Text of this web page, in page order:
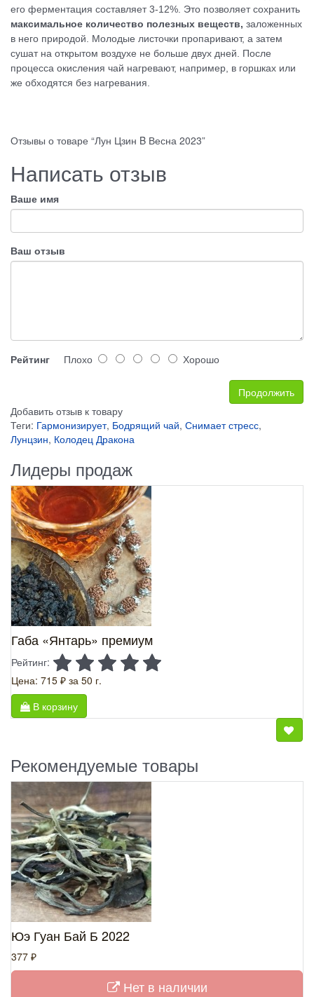
его ферментация составляет 3-12%. Это позволяет сохранить
максимальное количество полезных веществ, заложенных
в него природой. Молодые листочки пропаривают, а затем
сушат на открытом воздухе не больше двух дней. После
процесса окисления чай нагревают, например, в горшках или
же обходятся без нагревания.
Отзывы о товаре “Лун Цзин B Весна 2023”
Написать отзыв
Ваше имя
Ваш отзыв
Рейтинг Плохо Хорошо
Продолжить
Добавить отзыв к товару
Теги: Гармонизирует, Бодрящий чай, Снимает стресс,
Лунцзин, Колодец Дракона
Лидеры продаж
Габа «Янтарь» премиум
Рейтинг:
Цена: 715 ₽ за 50 г.
В корзину
Рекомендуемые товары
Юэ Гуан Бай Б 2022
377 ₽
Нет в наличии